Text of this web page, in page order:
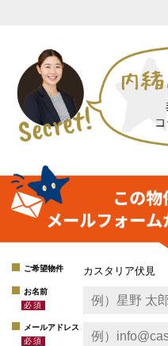
ご希望物件 カスタリア伏見
お名前
メールアドレス